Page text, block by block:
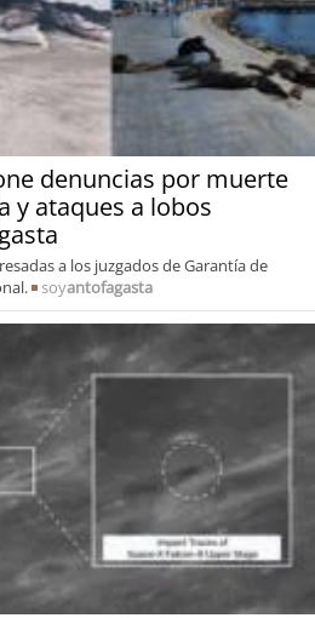
denuncias por muerte
y ataques a lobos
a los juzgados de Garantía de
soyantofagasta